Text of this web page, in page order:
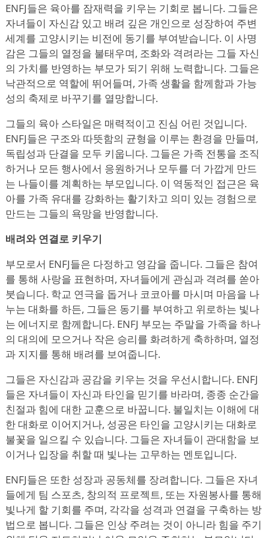
ENFJ들은 육아를 잠재력을 키우는 기회로 봅니다. 그들은
자녀들이 자신감 있고 배려 깊은 개인으로 성장하여 주변
세계를 고양시키는 비전에 동기를 부여받습니다. 이 사명
감은 그들의 열정을 불태우며, 조화와 격려라는 그들 자신
의 가치를 반영하는 부모가 되기 위해 노력합니다. 그들은
낙관적으로 역할에 뛰어들며, 가족 생활을 함께함과 가능
성의 축제로 바꾸기를 열망합니다.
그들의 육아 스타일은 매력적이고 진심 어린 것입니다.
ENFJ들은 구조와 따뜻함의 균형을 이루는 환경을 만들며,
독립성과 단결을 모두 키웁니다. 그들은 가족 전통을 조직
하거나 모든 행사에서 응원하거나 모두를 더 가깝게 만드
는 나들이를 계획하는 부모입니다. 이 역동적인 접근은 육
아를 가족 유대를 강화하는 활기차고 의미 있는 경험으로
만드는 그들의 욕망을 반영합니다.
배려와 연결로 키우기
부모로서 ENFJ들은 다정하고 영감을 줍니다. 그들은 참여
를 통해 사랑을 표현하며, 자녀들에게 관심과 격려를 쏟아
붓습니다. 학교 연극을 돕거나 코코아를 마시며 마음을 나
누는 대화를 하든, 그들은 동기를 부여하고 위로하는 빛나
는 에너지로 함께합니다. ENFJ 부모는 주말을 가족을 하나
의 대의에 모으거나 작은 승리를 화려하게 축하하며, 열정
과 지지를 통해 배려를 보여줍니다.
그들은 자신감과 공감을 키우는 것을 우선시합니다. ENFJ
들은 자녀들이 자신과 타인을 믿기를 바라며, 종종 순간을
친절과 힘에 대한 교훈으로 바꿉니다. 불일치는 이해에 대
한 대화로 이어지거나, 성공은 타인을 고양시키는 대화로
불꽃을 일으킬 수 있습니다. 그들은 자녀들이 관대함을 보
이거나 입장을 취할 때 빛나는 고무하는 멘토입니다.
ENFJ들은 또한 성장과 공동체를 장려합니다. 그들은 자녀
들에게 팀 스포츠, 창의적 프로젝트, 또는 자원봉사를 통해
빛나게 할 기회를 주며, 각각을 성격과 연결을 구축하는 방
법으로 봅니다. 그들은 인상 주려는 것이 아니라 힘을 주기